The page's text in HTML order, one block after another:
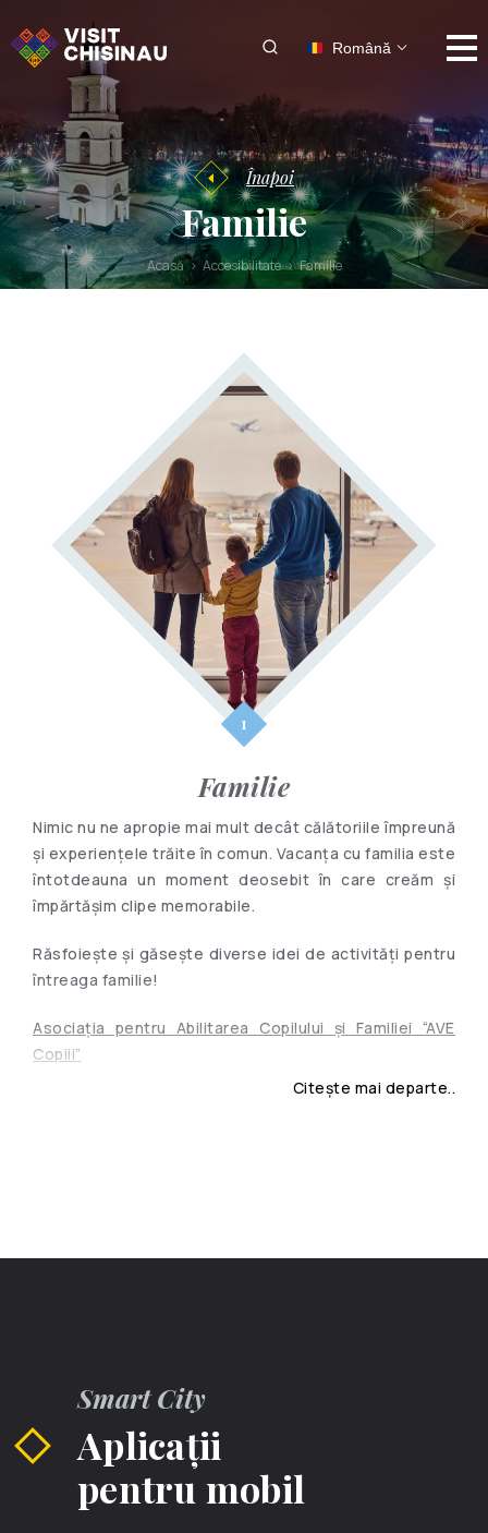
Română
Înapoi
Familie
Acasă Accesibilitate Familie
Familie
Nimic nu ne apropie mai mult decât călătoriile împreună
și experiențele trăite în comun. Vacanța cu familia este
întotdeauna un moment deosebit în care creăm și
împărtășim clipe memorabile.
Răsfoiește și găsește diverse idei de activități pentru
întreaga familie!
Asociația pentru Abilitarea Copilului și Familiei “AVE
Copiii”
Alianţa ONG-urilor în domeniul Protecţiei Sociale a
Citește mai departe..
Smart City
Aplicații
pentru mobil